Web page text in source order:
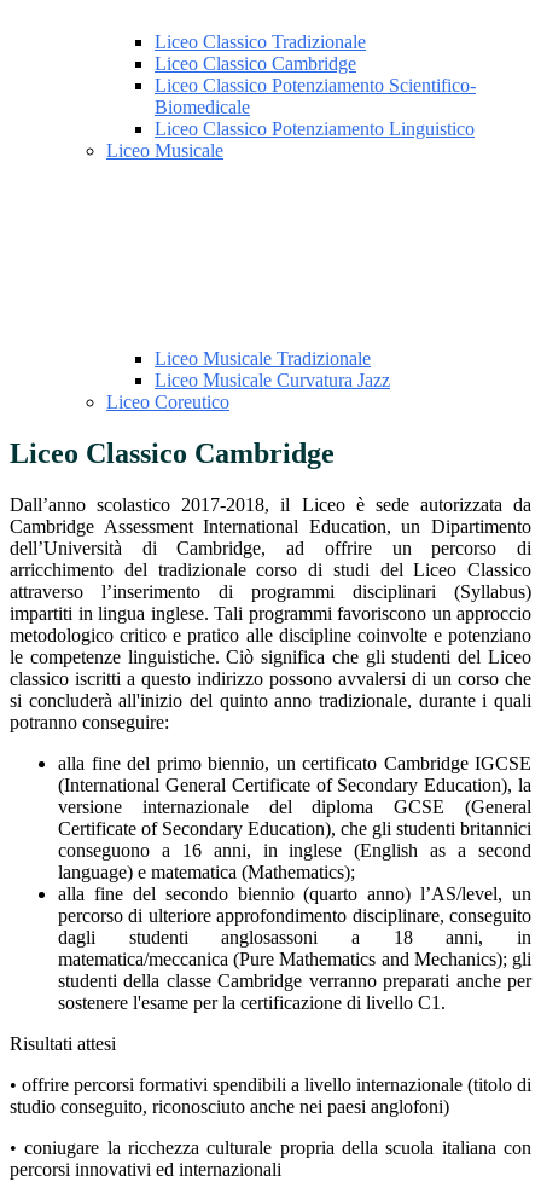
Liceo Classico Tradizionale
Liceo Classico Cambridge
Liceo Classico Potenziamento Scientifico-
Biomedicale
Liceo Classico Potenziamento Linguistico
Liceo Musicale
Liceo Musicale Tradizionale
Liceo Musicale Curvatura Jazz
Liceo Coreutico
Liceo Classico Cambridge
Dall’anno scolastico 2017-2018, il Liceo è sede autorizzata da
Cambridge Assessment International Education, un Dipartimento
dell’Università di Cambridge, ad offrire un percorso di
arricchimento del tradizionale corso di studi del Liceo Classico
attraverso l’inserimento di programmi disciplinari (Syllabus)
impartiti in lingua inglese. Tali programmi favoriscono un approccio
metodologico critico e pratico alle discipline coinvolte e potenziano
le competenze linguistiche. Ciò significa che gli studenti del Liceo
classico iscritti a questo indirizzo possono avvalersi di un corso che
si concluderà all'inizio del quinto anno tradizionale, durante i quali
potranno conseguire:
alla fine del primo biennio, un certificato Cambridge IGCSE
(International General Certificate of Secondary Education), la
versione internazionale del diploma GCSE (General
Certificate of Secondary Education), che gli studenti britannici
conseguono a 16 anni, in inglese (English as a second
language) e matematica (Mathematics);
alla fine del secondo biennio (quarto anno) l’AS/level, un
percorso di ulteriore approfondimento disciplinare, conseguito
dagli studenti anglosassoni a 18 anni, in
matematica/meccanica (Pure Mathematics and Mechanics); gli
studenti della classe Cambridge verranno preparati anche per
sostenere l'esame per la certificazione di livello C1.
Risultati attesi
• offrire percorsi formativi spendibili a livello internazionale (titolo di
studio conseguito, riconosciuto anche nei paesi anglofoni)
• coniugare la ricchezza culturale propria della scuola italiana con
percorsi innovativi ed internazionali